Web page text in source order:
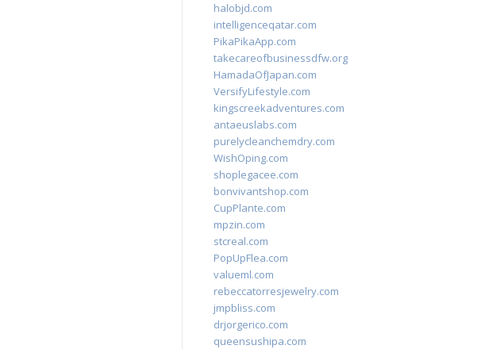
halobjd.com
intelligenceqatar.com
PikaPikaApp.com
takecareofbusinessdfw.org
HamadaOfJapan.com
VersifyLifestyle.com
kingscreekadventures.com
antaeuslabs.com
purelycleanchemdry.com
WishOping.com
shoplegacee.com
bonvivantshop.com
CupPlante.com
mpzin.com
stcreal.com
PopUpFlea.com
valueml.com
rebeccatorresjewelry.com
jmpbliss.com
drjorgerico.com
queensushipa.com